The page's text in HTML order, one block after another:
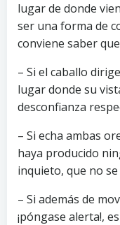
lugar de donde
ser una forma de
conviene saber
– Si el caballo
lugar donde su
desconfianza
– Si echa ambas
haya producido
inquieto, que no se
– Si además de
¡póngase alerta!,